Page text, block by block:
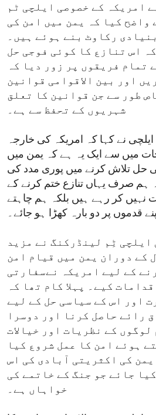
امریکہ کے خصوصی ایلچی ٹم
واضح کیا کہ یمن میں امن کی
رکاوٹ بنے ہوئے ہیں۔
اس تنازع کا کوئی فوجی حل
تمام فریقوں پر زور دیا کہ
اور بین الاقوامی قوانین
طور سے جن قوانین کا تعلق
شہریوں کے تحفظ سے ہے۔
نے کہا کہ امریکہ کی خارجہ
میں سے ایک یہ ہے کہ یمن میں
حل تلاش کرنے میں پوری مدد کی
ہم صرف یہاں تنازع ختم کرنے کے
نہیں کر رہے ہیں بلکہ ہم چاہتے
قدموں پر دو بارہ کھڑا ہو جائے۔
ایلچی ٹِم لینڈرکنگ نے مزید
کے دوران یمن میں قیام امن
کے لیے امریکہ نےسفارتی
کیے۔ پہلا کام تھا کہ
اور اس کے سیاسی حل کے لیے
رائے حاصل کرنا اور دوسرا
لوگوں کے نظریات اور خیالات
ہوئے امن کا عمل شروع کیا
کی اکثریتی آبادی کی اس
جائے جو جنگ کے خاتمے کی
خواہاں ہے۔